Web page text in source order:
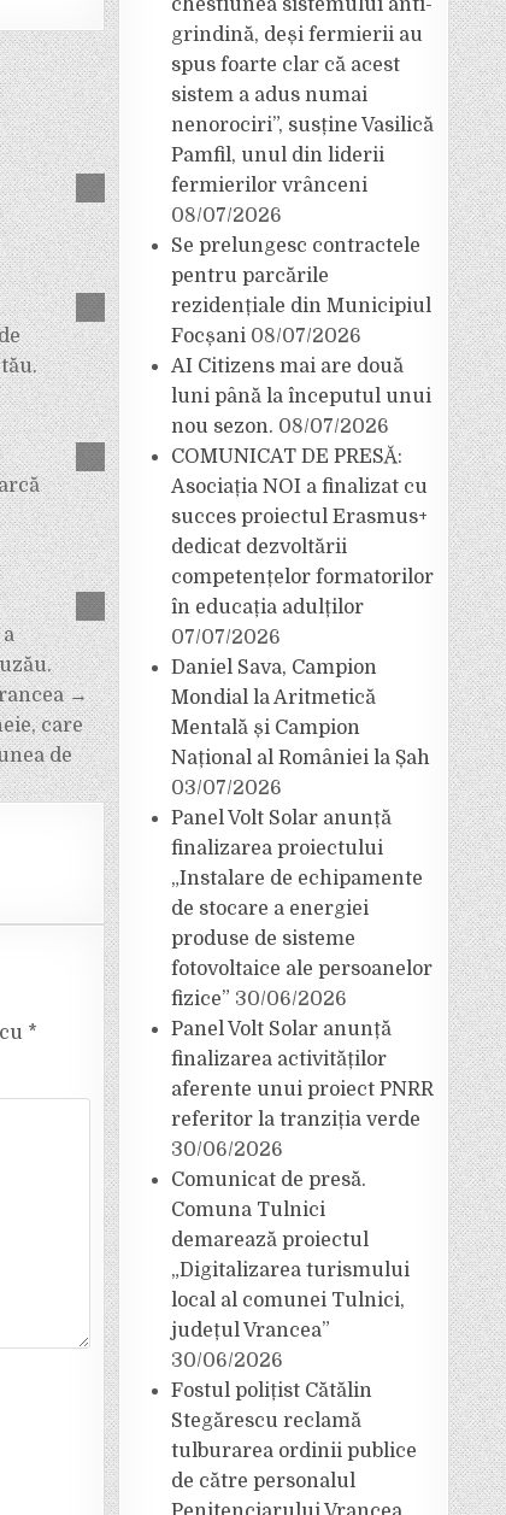
→
care
de
*
chestiunea sistemului anti-
grindină, deși fermierii au
spus foarte clar că acest
sistem a adus numai
nenorociri”, susține Vasilică
Pamfil, unul din liderii
fermierilor vrânceni
08/07/2026
Se prelungesc contractele
pentru parcările
rezidențiale din Municipiul
Focșani 08/07/2026
AI Citizens mai are două
luni până la începutul unui
nou sezon. 08/07/2026
COMUNICAT DE PRESĂ:
Asociația NOI a finalizat cu
succes proiectul Erasmus+
dedicat dezvoltării
competențelor formatorilor
în educația adulților
07/07/2026
Daniel Sava, Campion
Mondial la Aritmetică
Mentală și Campion
Național al României la Șah
03/07/2026
Panel Volt Solar anunță
finalizarea proiectului
„Instalare de echipamente
de stocare a energiei
produse de sisteme
fotovoltaice ale persoanelor
fizice” 30/06/2026
Panel Volt Solar anunță
finalizarea activităților
aferente unui proiect PNRR
referitor la tranziția verde
30/06/2026
Comunicat de presă.
Comuna Tulnici
demarează proiectul
„Digitalizarea turismului
local al comunei Tulnici,
județul Vrancea”
30/06/2026
Fostul polițist Cătălin
Stegărescu reclamă
tulburarea ordinii publice
de către personalul